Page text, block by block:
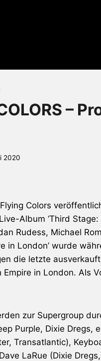
–
2020
Colors
Album ‘Third
Rudess, Michael
in London’ wurde
die letzte
Empire in London. Als
zur Supergroup
Purple, Dixie Dregs,
Transatlantic),
LaRue (Dixie